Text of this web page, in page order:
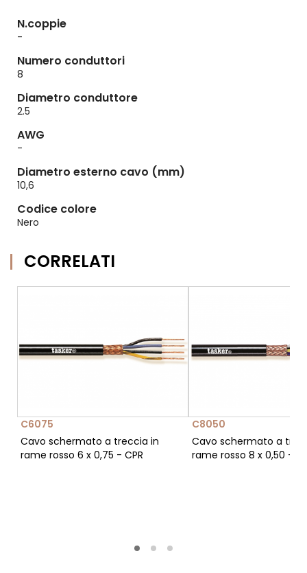
N.coppie
-
Numero conduttori
8
Diametro conduttore
2.5
AWG
-
Diametro esterno cavo (mm)
10,6
Codice colore
Nero
CORRELATI
C6075
Cavo schermato a treccia in
rame rosso 6 x 0,75 - CPR
C8050
Cavo schermato a
rame rosso 8 x 0,50 -